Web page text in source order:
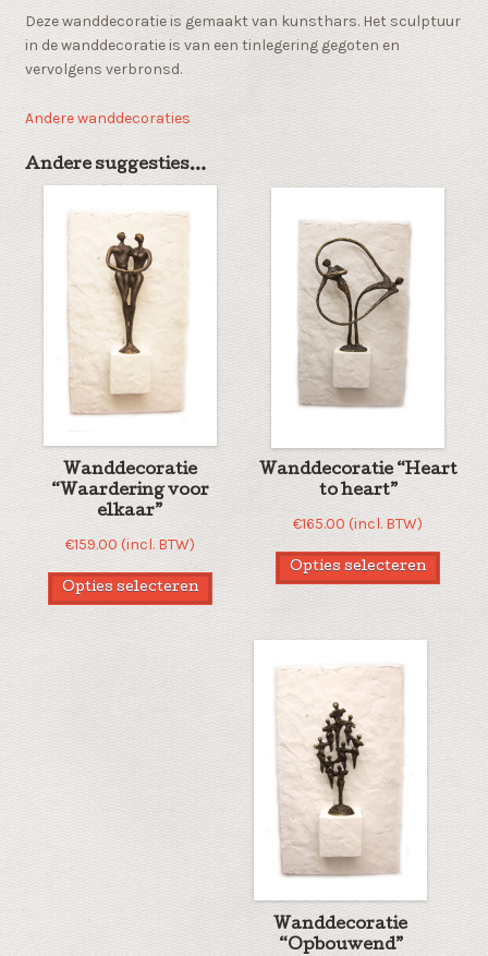
Deze wanddecoratie is gemaakt van kunsthars. Het sculptuur
in de wanddecoratie is van een tinlegering gegoten en
vervolgens verbronsd.
Andere wanddecoraties
Andere suggesties…
Wanddecoratie
“Waardering voor
elkaar”
€159.00 (incl. BTW)
Opties selecteren
Wanddecoratie “Heart
to heart”
€165.00 (incl. BTW)
Opties selecteren
Wanddecoratie
“Opbouwend”